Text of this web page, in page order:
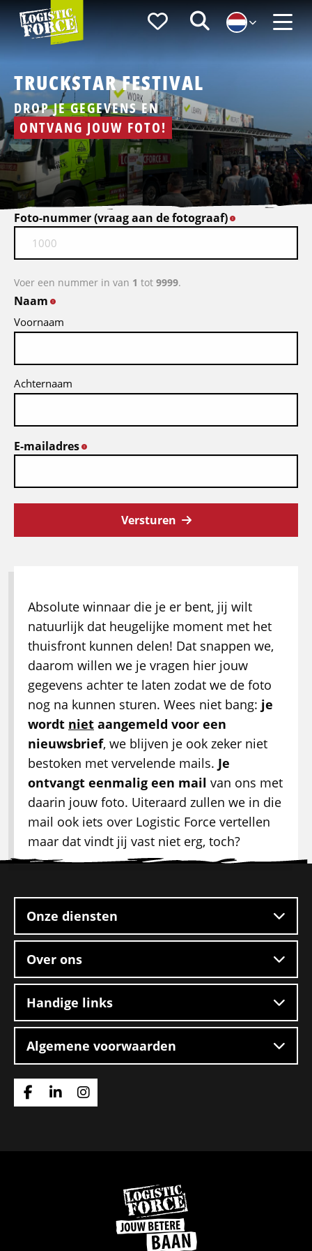
Logistic
Force
FavorietenZoeken
Menu
TRUCKSTAR FESTIVAL
DROP JE GEGEVENS EN
ONTVANG JOUW FOTO!
Foto-nummer (vraag aan de fotograaf)
Voer een nummer in van 1 tot 9999.
Naam
Voornaam
Achternaam
E-mailadres
Versturen
Absolute winnaar die je er bent, jij wilt
natuurlijk dat heugelijke moment met het
thuisfront kunnen delen! Dat snappen we,
daarom willen we je vragen hier jouw
gegevens achter te laten zodat we de foto
nog na kunnen sturen. Wees niet bang: je
wordt niet aangemeld voor een
nieuwsbrief, we blijven je ook zeker niet
bestoken met vervelende mails. Je
ontvangt eenmalig een mail van ons met
daarin jouw foto. Uiteraard zullen we in die
mail ook iets over Logistic Force vertellen
maar dat vindt jij vast niet erg, toch?
footer
Onze diensten
Over ons
Handige links
Algemene voorwaarden
Ga
Ga
Ga
Ga
naar
de
homepage